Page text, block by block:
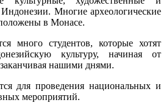
Многие археологические
в Монасе.
много студентов, которые хотят
культуру, начиная от
нашими днями.
для проведения национальных и
мероприятий.